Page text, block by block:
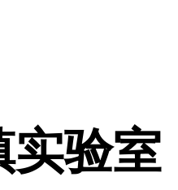
实验室